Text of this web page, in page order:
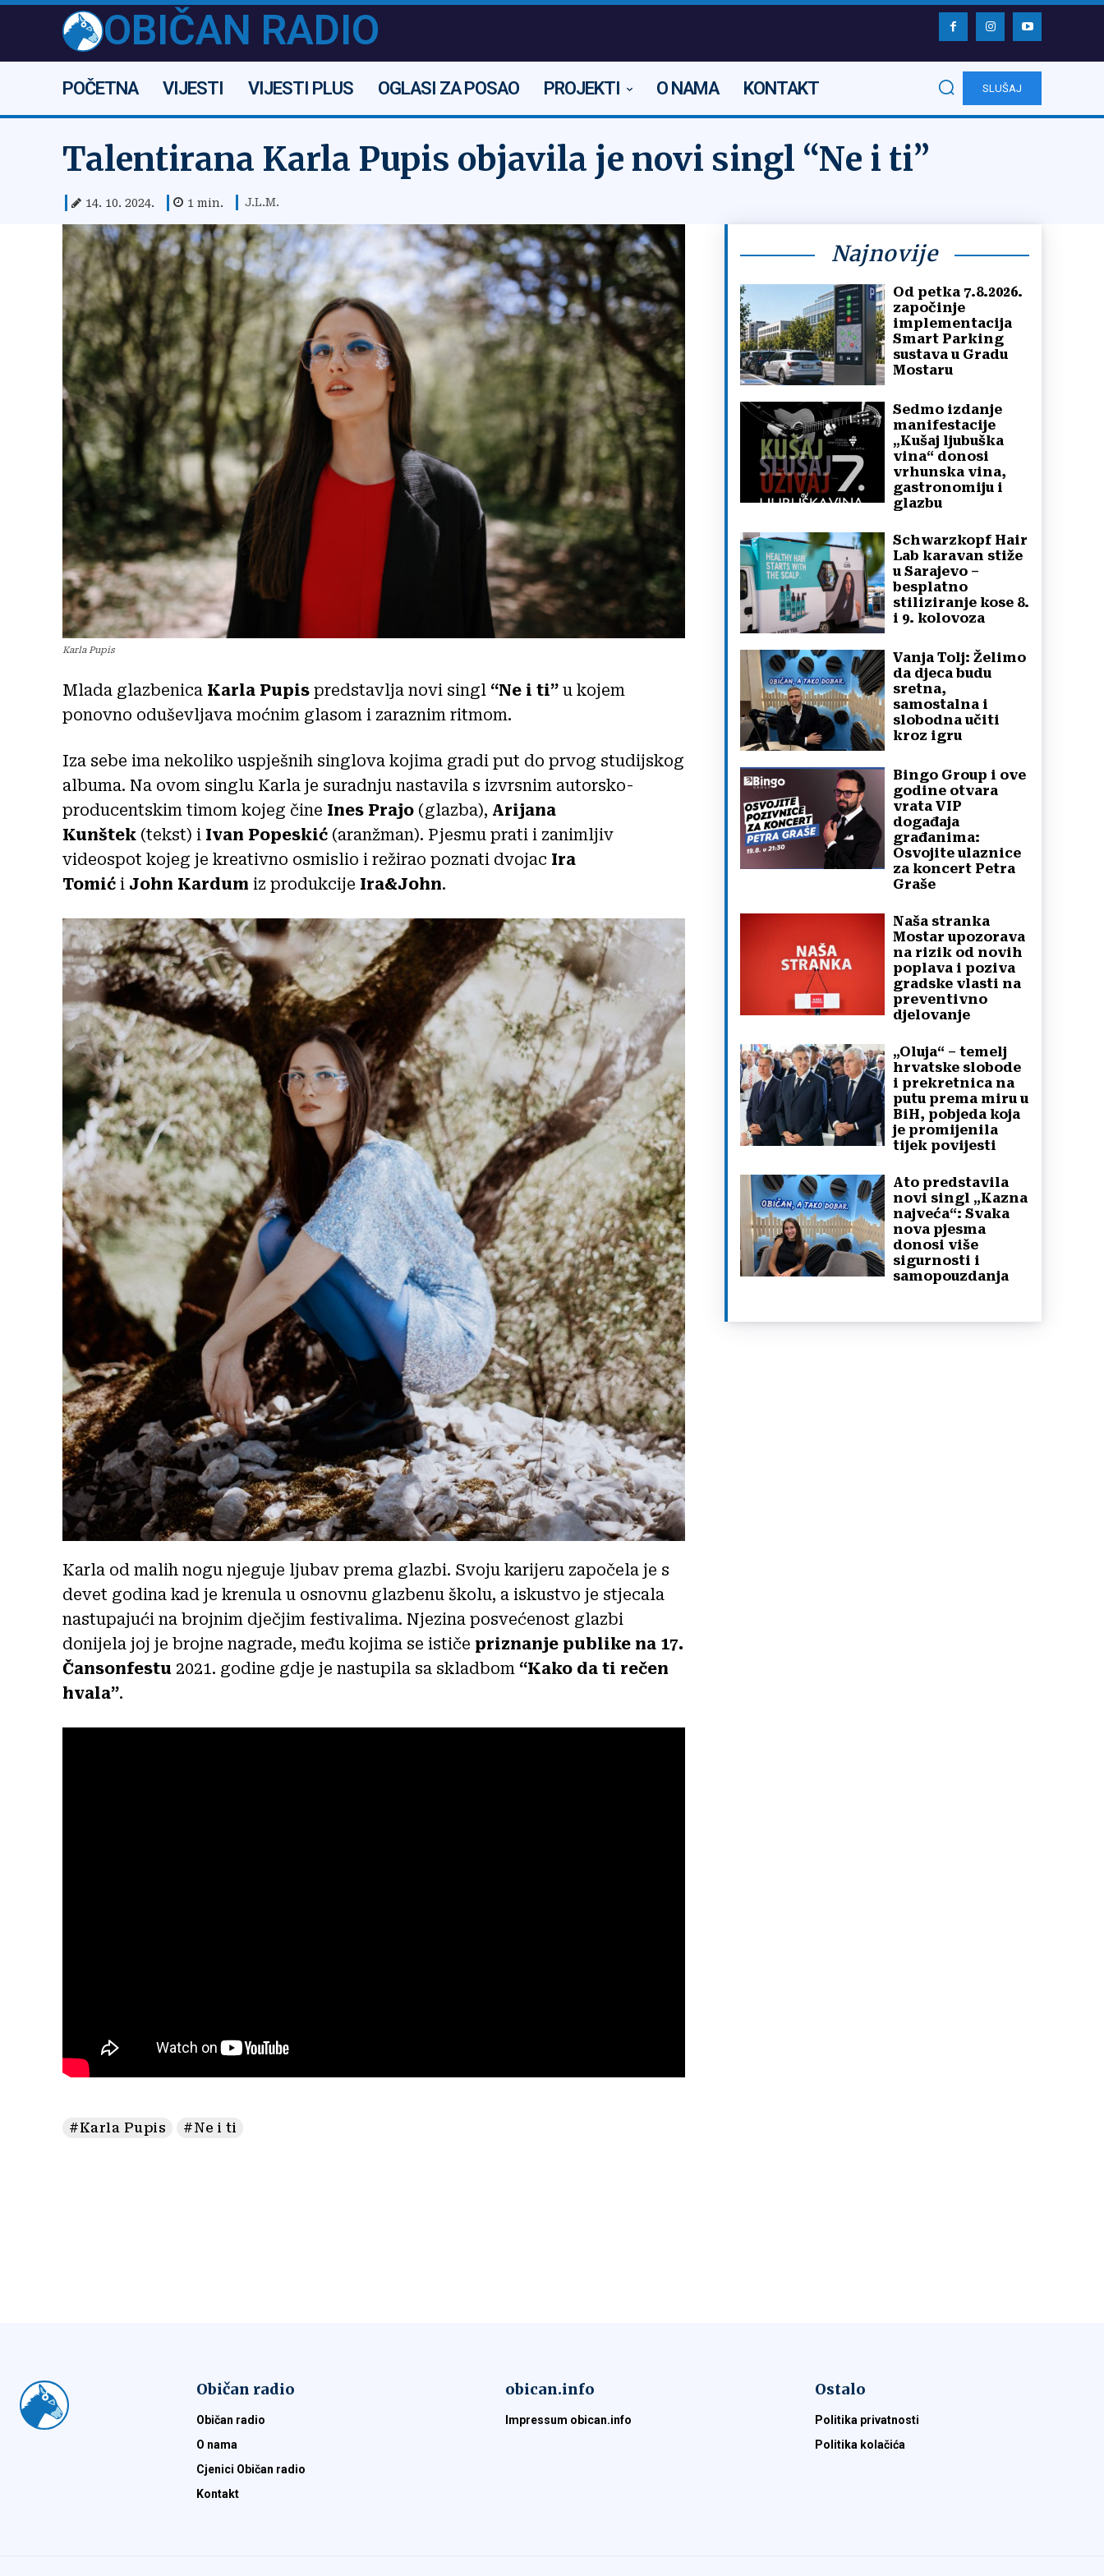
OBIČAN RADIO
POČETNA VIJESTI VIJESTI PLUS OGLASI ZA POSAO PROJEKTI O NAMA KONTAKT SLUŠAJ
Talentirana Karla Pupis objavila je novi singl “Ne i ti”
14. 10. 2024. 1 min. J.L.M.
Karla Pupis
Mlada glazbenica Karla Pupis predstavlja novi singl “Ne i ti” u kojem
ponovno oduševljava moćnim glasom i zaraznim ritmom.
Iza sebe ima nekoliko uspješnih singlova kojima gradi put do prvog studijskog
albuma. Na ovom singlu Karla je suradnju nastavila s izvrsnim autorsko-
producentskim timom kojeg čine Ines Prajo (glazba), Arijana
Kunštek (tekst) i Ivan Popeskić (aranžman). Pjesmu prati i zanimljiv
videospot kojeg je kreativno osmislio i režirao poznati dvojac Ira
Tomić i John Kardum iz produkcije Ira&John.
Karla od malih nogu njeguje ljubav prema glazbi. Svoju karijeru započela je s
devet godina kad je krenula u osnovnu glazbenu školu, a iskustvo je stjecala
nastupajući na brojnim dječjim festivalima. Njezina posvećenost glazbi
donijela joj je brojne nagrade, među kojima se ističe priznanje publike na 17.
Čansonfestu 2021. godine gdje je nastupila sa skladbom “Kako da ti rečen
hvala”.
#Karla Pupis #Ne i ti
Najnovije
Od petka 7.8.2026.
započinje
implementacija
Smart Parking
sustava u Gradu
Mostaru
Sedmo izdanje
manifestacije
„Kušaj ljubuška
vina“ donosi
vrhunska vina,
gastronomiju i
glazbu
Schwarzkopf Hair
Lab karavan stiže
u Sarajevo –
besplatno
stiliziranje kose 8.
i 9. kolovoza
Vanja Tolj: Želimo
da djeca budu
sretna,
samostalna i
slobodna učiti
kroz igru
Bingo Group i ove
godine otvara
vrata VIP
događaja
građanima:
Osvojite ulaznice
za koncert Petra
Graše
Naša stranka
Mostar upozorava
na rizik od novih
poplava i poziva
gradske vlasti na
preventivno
djelovanje
„Oluja“ – temelj
hrvatske slobode
i prekretnica na
putu prema miru u
BiH, pobjeda koja
je promijenila
tijek povijesti
Ato predstavila
novi singl „Kazna
najveća“: Svaka
nova pjesma
donosi više
sigurnosti i
samopouzdanja
Običan radio
Običan radio
O nama
Cjenici Običan radio
Kontakt
obican.info
Impressum obican.info
Ostalo
Politika privatnosti
Politika kolačića